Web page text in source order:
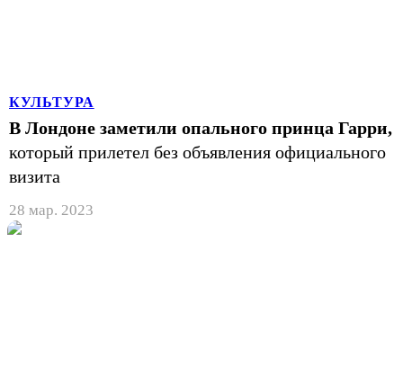
КУЛЬТУРА
В Лондоне заметили опального принца Гарри,
который прилетел без объявления официального
визита
28 мар. 2023